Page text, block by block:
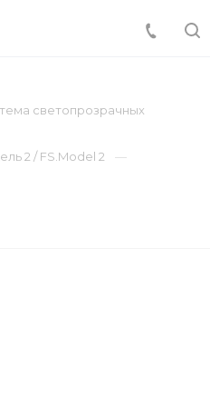
светопрозрачных
2 / FS.Model 2